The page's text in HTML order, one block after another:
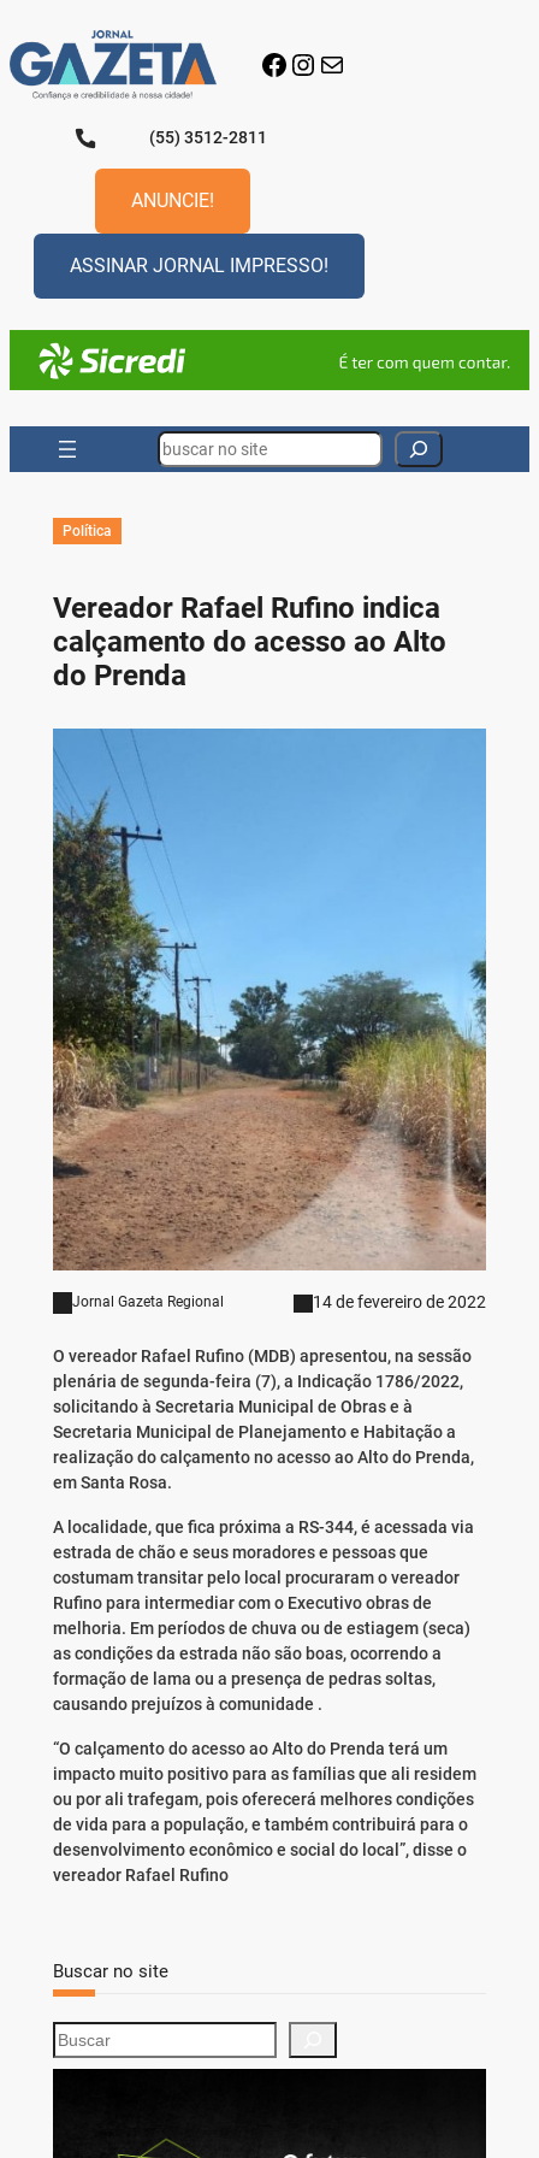
para
o
conteúdo
Facebook
Instagram
E-mail
(55) 3512-2811
ANUNCIE!
ASSINAR JORNAL IMPRESSO!
Search
Política
Vereador Rafael Rufino indica
calçamento do acesso ao Alto
do Prenda
Jornal Gazeta Regional 14 de fevereiro de 2022
O vereador Rafael Rufino (MDB) apresentou, na sessão
plenária de segunda-feira (7), a Indicação 1786/2022,
solicitando à Secretaria Municipal de Obras e à
Secretaria Municipal de Planejamento e Habitação a
realização do calçamento no acesso ao Alto do Prenda,
em Santa Rosa.
A localidade, que fica próxima a RS-344, é acessada via
estrada de chão e seus moradores e pessoas que
costumam transitar pelo local procuraram o vereador
Rufino para intermediar com o Executivo obras de
melhoria. Em períodos de chuva ou de estiagem (seca)
as condições da estrada não são boas, ocorrendo a
formação de lama ou a presença de pedras soltas,
causando prejuízos à comunidade .
“O calçamento do acesso ao Alto do Prenda terá um
impacto muito positivo para as famílias que ali residem
ou por ali trafegam, pois oferecerá melhores condições
de vida para a população, e também contribuirá para o
desenvolvimento econômico e social do local”, disse o
vereador Rafael Rufino
Buscar no site
S
e